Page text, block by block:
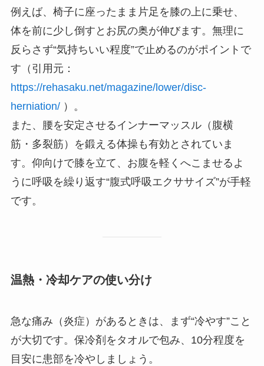
例えば、椅子に座ったまま片足を膝の上に乗せ、
体を前に少し倒すとお尻の奥が伸びます。無理に
反らさず“気持ちいい程度”で止めるのがポイントで
す（引用元：
https://rehasaku.net/magazine/lower/disc-
herniation/）。
また、腰を安定させるインナーマッスル（腹横
筋・多裂筋）を鍛える体操も有効とされていま
す。仰向けで膝を立て、お腹を軽くへこませるよ
うに呼吸を繰り返す“腹式呼吸エクササイズ”が手軽
です。
温熱・冷却ケアの使い分け
急な痛み（炎症）があるときは、まず“冷やす”こと
が大切です。保冷剤をタオルで包み、10分程度を
目安に患部を冷やしましょう。